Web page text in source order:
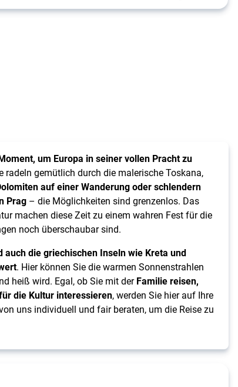
um Europa in seiner vollen Pracht zu
radeln gemütlich durch die malerische Toskana,
auf einer Wanderung oder schlendern
Prag – die Möglichkeiten sind grenzenlos. Das
machen diese Zeit zu einem wahren Fest für die
noch überschaubar sind.
auch die griechischen Inseln wie Kreta und
. Hier können Sie die warmen Sonnenstrahlen
heiß wird. Egal, ob Sie mit derFamilie reisen,
die Kultur interessieren, werden Sie hier auf Ihre
uns individuell und fair beraten, um die Reise zu